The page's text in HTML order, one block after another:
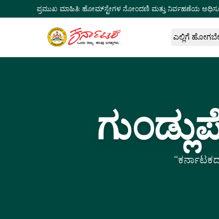
ಪ್ರಮುಖ ಮಾಹಿತಿ: ಹೋಮ್‌ಸ್ಟೇಗಳ ನೋಂದಣಿ ಮತ್ತು ನಿರ್ವಹಣೆಯ
ಎಲ್ಲಿಗೆ